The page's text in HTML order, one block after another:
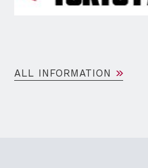
ALL INFORMATION